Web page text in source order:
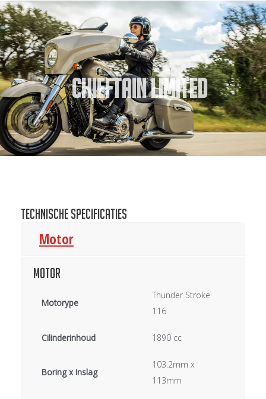
Chieftain Limited
Technische specificaties
Motor
Motor
Motorype
Thunder Stroke
116
Cilinderinhoud 1890 cc
Boring x Inslag
103.2mm x
113mm